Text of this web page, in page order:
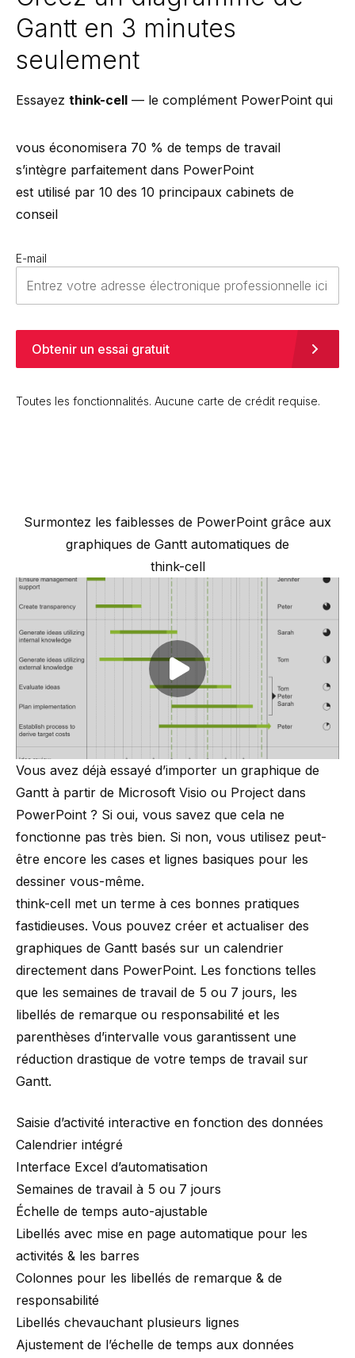
Gantt en 3 minutes
seulement
Essayez think-cell — le complément PowerPoint qui
vous économisera 70 % de temps de travail
s’intègre parfaitement dans PowerPoint
est utilisé par 10 des 10 principaux cabinets de
conseil
E-mail
Obtenir un essai gratuit
Toutes les fonctionnalités. Aucune carte de crédit requise.
Surmontez les faiblesses de PowerPoint grâce aux
graphiques de Gantt automatiques de
think-cell
Vous avez déjà essayé d’importer un graphique de
Gantt à partir de Microsoft Visio ou Project dans
PowerPoint ? Si oui, vous savez que cela ne
fonctionne pas très bien. Si non, vous utilisez peut-
être encore les cases et lignes basiques pour les
dessiner vous-même.
think-cell met un terme à ces bonnes pratiques
fastidieuses. Vous pouvez créer et actualiser des
graphiques de Gantt basés sur un calendrier
directement dans PowerPoint. Les fonctions telles
que les semaines de travail de 5 ou 7 jours, les
libellés de remarque ou responsabilité et les
parenthèses d’intervalle vous garantissent une
réduction drastique de votre temps de travail sur
Gantt.
Saisie d’activité interactive en fonction des données
Calendrier intégré
Interface Excel d’automatisation
Semaines de travail à 5 ou 7 jours
Échelle de temps auto-ajustable
Libellés avec mise en page automatique pour les
activités & les barres
Colonnes pour les libellés de remarque & de
responsabilité
Libellés chevauchant plusieurs lignes
Ajustement de l’échelle de temps aux données
Play video